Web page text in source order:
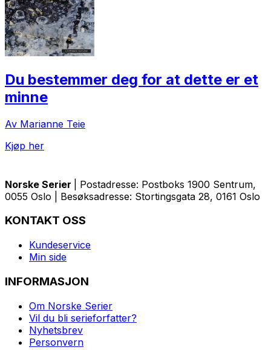
Du bestemmer deg for at dette er et
minne
Av Marianne Teie
Kjøp her
Norske Serier
| Postadresse: Postboks 1900 Sentrum,
0055 Oslo | Besøksadresse: Stortingsgata 28, 0161 Oslo
KONTAKT OSS
Kundeservice
Min side
INFORMASJON
Om Norske Serier
Vil du bli serieforfatter?
Nyhetsbrev
Personvern